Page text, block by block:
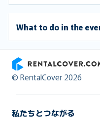
What to do in the
RentalCover
© RentalCover 2026
私たちとつながる